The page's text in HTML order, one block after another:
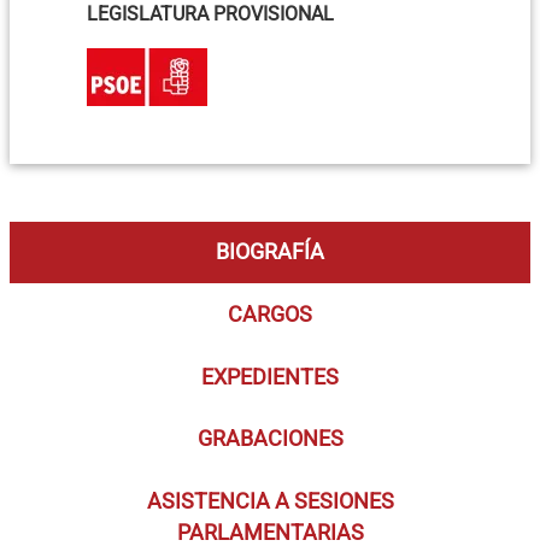
LEGISLATURA PROVISIONAL
BIOGRAFÍA
CARGOS
EXPEDIENTES
GRABACIONES
ASISTENCIA A SESIONES
PARLAMENTARIAS